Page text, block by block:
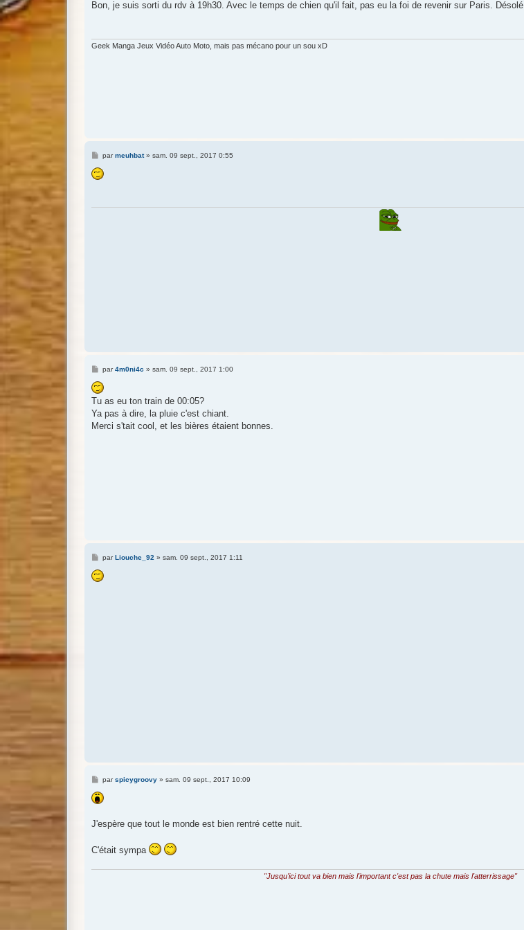
s
Bon, je suis sorti du rdv à 19h30. Avec le temps de chien qu'il fait, pas eu la foi de revenir sur Paris. Désolé
Geek Manga Jeux Vidéo Auto Moto, mais pas mécano pour un sou xD
M
s
s
parmeuhbat» sam. 09 sept., 2017 0:55
M
s
s
a
e
par4m0ni4c » sam. 09 sept., 2017 1:00
Tu as eu ton train de 00:05?
Ya pas à dire, la pluie c'est chiant.
Merci s'tait cool, et les bières étaient bonnes.
M
s
s
parLiouche_92 » sam. 09 sept., 2017 1:11
M
s
s
e
parspicygroovy» sam. 09 sept., 2017 10:09
J'espère que tout le monde est bien rentré cette nuit.
C'était sympa
"Jusqu'ici tout va bien mais l'important c'est pas la chute mais l'atterrissage"